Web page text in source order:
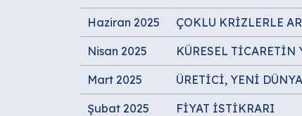
Haziran 2025 ÇOKLU KRİZLERLE
Nisan 2025 KÜRESEL TİCARETİN
Mart 2025 ÜRETİCİ, YENİ
Şubat 2025 FİYAT İSTİKRARI